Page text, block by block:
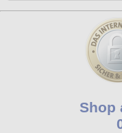
Shop